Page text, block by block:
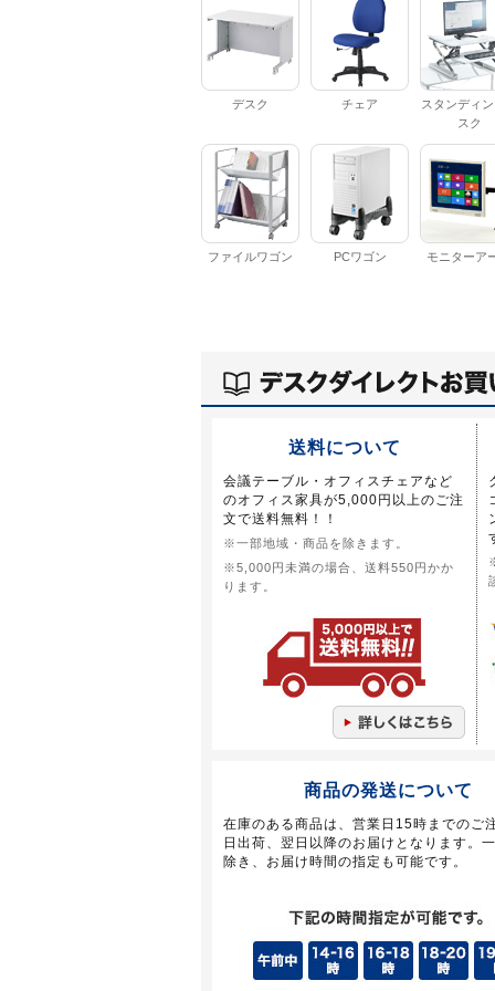
デスク チェア
スタンディ
スク
ファイルワゴン PCワゴン モニターア
送料について
会議テーブル・オフィスチェアなど
のオフィス家具が5,000円以上のご注
文で送料無料！！
※一部地域・商品を除きます。
※5,000円未満の場合、送料550円かか
ります。
商品の発送について
在庫のある商品は、営業日15時までのご
日出荷、翌日以降のお届けとなります。
除き、お届け時間の指定も可能です。